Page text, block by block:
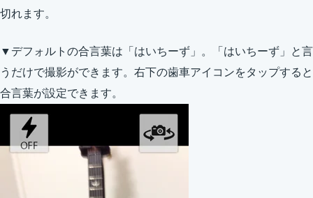
切れます。
▼デフォルトの合言葉は「はいちーず」。「はいちーず」と言
うだけで撮影ができます。右下の歯車アイコンをタップすると
合言葉が設定できます。